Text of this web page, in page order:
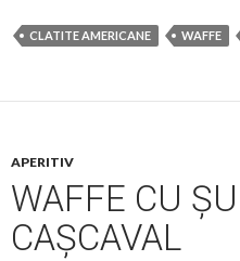
CLATITE AMERICANE WAFFE
APERITIV
WAFFE CU
CAȘCAVAL